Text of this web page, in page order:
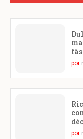
por
por